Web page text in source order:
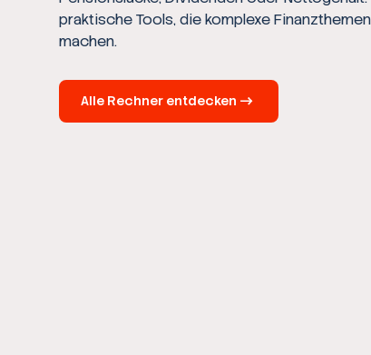
praktische Tools, die komplexe
machen.
Alle Rechner entdecken